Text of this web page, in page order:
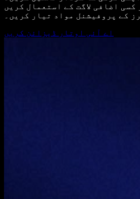
اضافی لاگت کے استعمال کریں
کے پروفیشنل مواد تیار کریں۔
اے آئی اوتار ڈیزائن کریں